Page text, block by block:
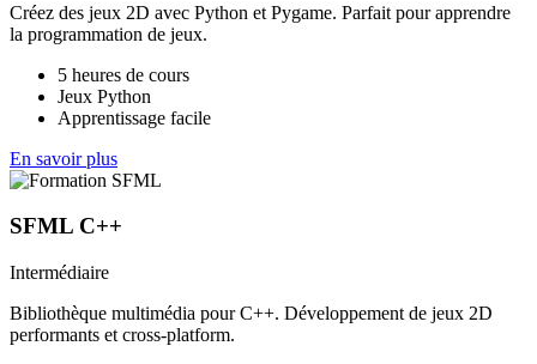
Créez des jeux 2D avec Python et Pygame. Parfait pour apprendre
la programmation de jeux.
5 heures de cours
Jeux Python
Apprentissage facile
En savoir plus
SFML C++
Intermédiaire
Bibliothèque multimédia pour C++. Développement de jeux 2D
performants et cross-platform.